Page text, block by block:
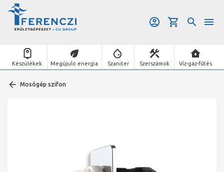
Készülékek Megújuló energia Szaniter Szerszámok Víz-gáz-fűtés
Mosógép szifon